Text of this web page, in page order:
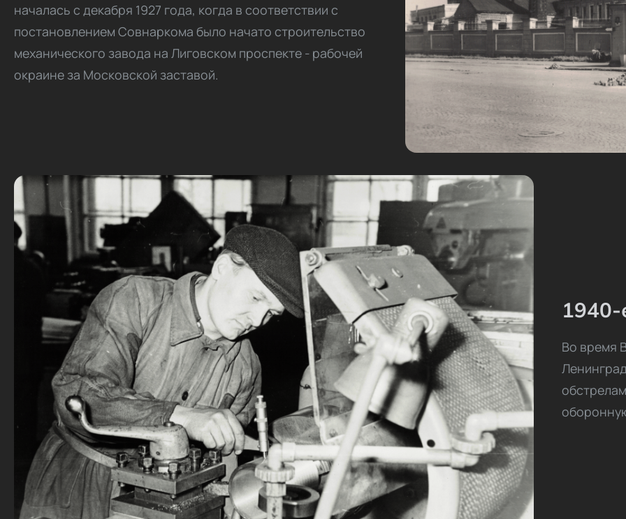
началась с декабря 1927 года, когда в соответствии с
постановлением Совнаркома было начато строительство
механического завода на Лиговском проспекте - рабочей
окраине за Московской заставой.
1940-
Во время